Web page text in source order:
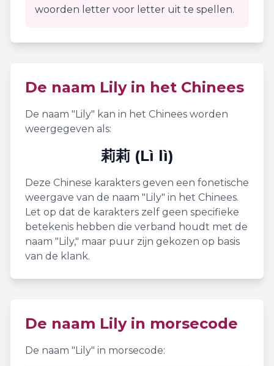
woorden letter voor letter uit te spellen.
De naam Lilyin het Chinees
De naam "Lily" kan in het Chinees worden
weergegeven als:
莉莉 (Lì lì)
Deze Chinese karakters geven een fonetische
weergave van de naam "Lily" in het Chinees.
Let op dat de karakters zelf geen specifieke
betekenis hebben die verband houdt met de
naam "Lily," maar puur zijn gekozen op basis
van de klank.
De naam Lilyin morsecode
De naam "Lily" in morsecode: